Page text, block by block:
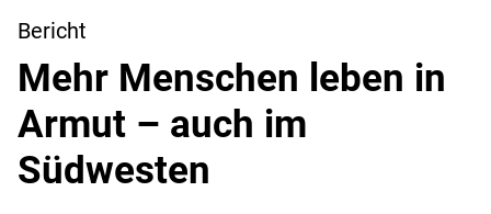
Bericht
Mehr Menschen leben in
Armut – auch im
Südwesten